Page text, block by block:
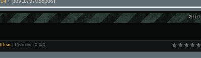
20:01
Штык Рейтинг: 0.0/0